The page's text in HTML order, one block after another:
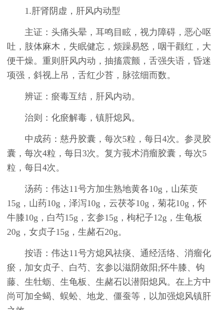
1.肝肾阴虚，肝风内动型
主证：头痛头晕，耳鸣目眩，视力障碍，恶心呕
吐，肢体麻木，失眠健忘，烦躁易怒，咽干颧红，大
便干燥。重则肝风内动，抽搐震颤，舌强失语，昏迷
项强，斜视上吊，舌红少苔，脉弦细而数。
辨证：瘀毒互结，肝风内动。
治则：化瘀解毒，镇肝熄风。
中成药：慈丹胶囊，每次5粒，每日4次。参灵胶
囊，每次4粒，每日3次。复方莪术消瘤胶囊，每次5
粒，每日4次。
汤药：伟达11号方加生熟地黄各10g，山茱萸
15g，山药10g，泽泻10g，云茯苓10g，菊花10g，怀
牛膝10g，白芍15g，玄参15g，枸杞子12g，生龟板
20g，女贞子15g，生赭石20g。
按语：伟达11号方熄风祛痰、通经活络、消瘤化
瘀，加女贞子、白芍、玄参以滋阴敛阳;怀牛膝、钩
藤、生牡蛎、生龟板、生赭石以潜阳熄风。在上方中
尚可加全蝎、蜈蚣、地龙、僵蚕等，以加强熄风镇肝